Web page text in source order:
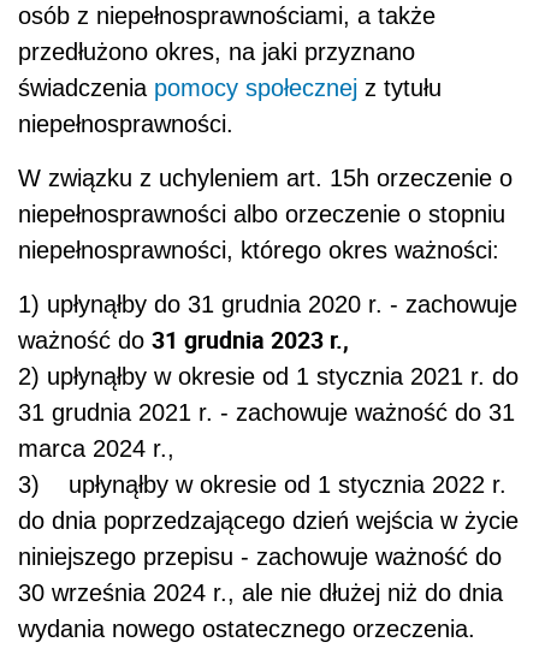
osób z niepełnosprawnościami, a także
przedłużono okres, na jaki przyznano
świadczenia pomocy społecznej z tytułu
niepełnosprawności.
W związku z uchyleniem art. 15h orzeczenie o
niepełnosprawności albo orzeczenie o stopniu
niepełnosprawności, którego okres ważności:
1) upłynąłby do 31 grudnia 2020 r. - zachowuje
ważność do 31 grudnia 2023 r.,
2) upłynąłby w okresie od 1 stycznia 2021 r. do
31 grudnia 2021 r. - zachowuje ważność do 31
marca 2024 r.,
3) upłynąłby w okresie od 1 stycznia 2022 r.
do dnia poprzedzającego dzień wejścia w życie
niniejszego przepisu - zachowuje ważność do
30 września 2024 r., ale nie dłużej niż do dnia
wydania nowego ostatecznego orzeczenia.